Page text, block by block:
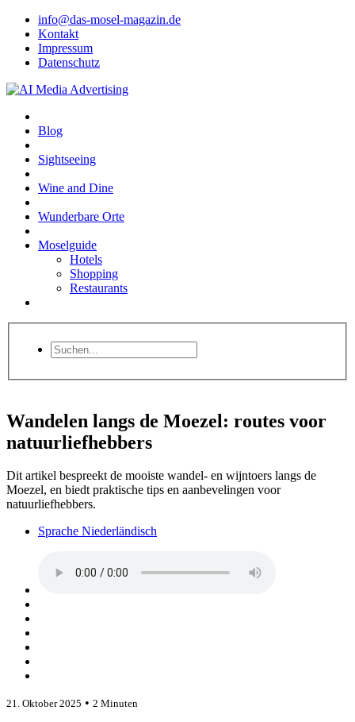
info@das-mosel-magazin.de
Kontakt
Impressum
Datenschutz
Blog
Sightseeing
Wine and Dine
Wunderbare Orte
Moselguide
Hotels
Shopping
Restaurants
Wandelen langs de Moezel: routes voor
natuurliefhebbers
Dit artikel bespreekt de mooiste wandel- en wijntoers langs de
Moezel, en biedt praktische tips en aanbevelingen voor
natuurliefhebbers.
Sprache Niederländisch
21. Oktober 2025 • 2 Minuten